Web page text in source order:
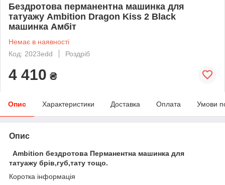
Бездротова перманентна машинка для
татуажу Ambition Dragon Kiss 2 Black
машинка Амбіт
Немає в наявності
Код: 2023edd
Роздріб
4 410 ₴
Опис Характеристики Доставка Оплата Умови
Опис
Ambition бездротова Перманентна машинка для
татуажу брів,губ,тату тощо.
Коротка інформація